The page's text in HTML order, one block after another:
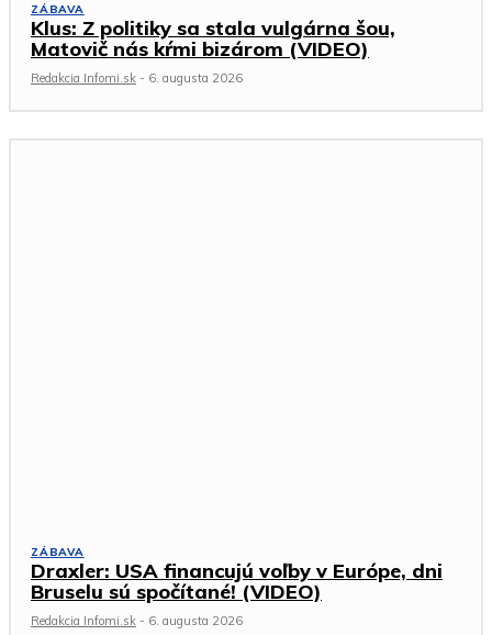
ZÁBAVA
Klus: Z politiky sa stala vulgárna šou,
Matovič nás kŕmi bizárom (VIDEO)
Redakcia Infomi.sk - 6. augusta 2026
ZÁBAVA
Draxler: USA financujú voľby v Európe, dni
Bruselu sú spočítané! (VIDEO)
Redakcia Infomi.sk - 6. augusta 2026